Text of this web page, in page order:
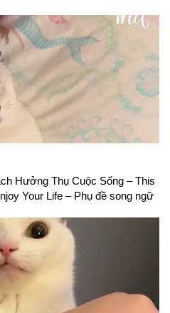
Hưởng Thụ Cuộc Sống – This
Your Life – Phụ đề song ngữ